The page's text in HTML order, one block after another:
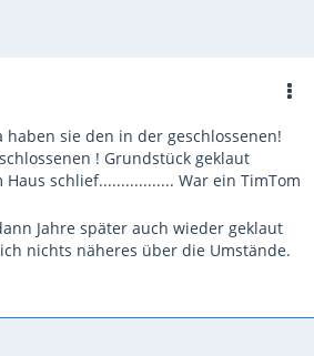
haben sie den in der geschlossenen!
! Grundstück geklaut
schlief................. War ein TimTom
Jahre später auch wieder geklaut
nichts näheres über die Umstände.